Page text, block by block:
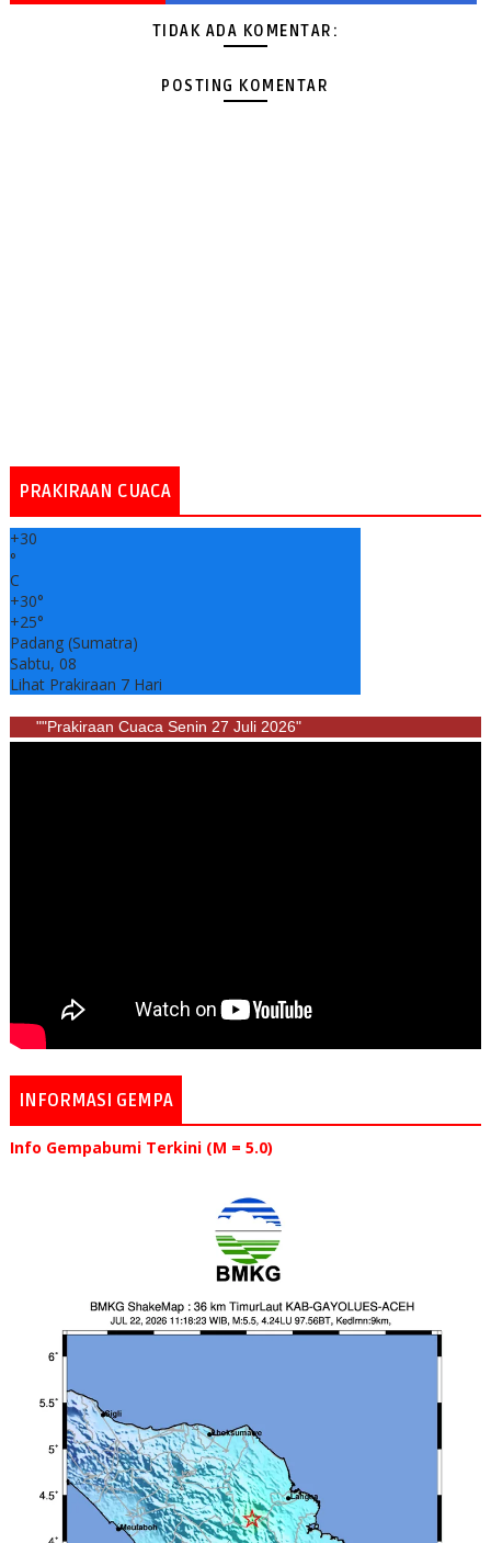
TIDAK ADA KOMENTAR:
POSTING KOMENTAR
PRAKIRAAN CUACA
+30
°
C
+30°
+25°
Padang (Sumatra)
Sabtu, 08
Lihat Prakiraan 7 Hari
""Prakiraan Cuaca Senin 27 Juli 2026"
INFORMASI GEMPA
Info Gempabumi Terkini (M = 5.0)